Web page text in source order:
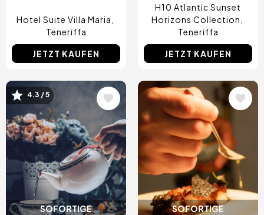
Hotel Suite Villa Maria
Teneriffa
JETZT KAUFEN
H10 Atlantic Sunset
Horizons Collection
Teneriffa
JETZT KAUFEN
SOFORTIGE
Bild4.3 / 5
SOFORTIGE
Bild